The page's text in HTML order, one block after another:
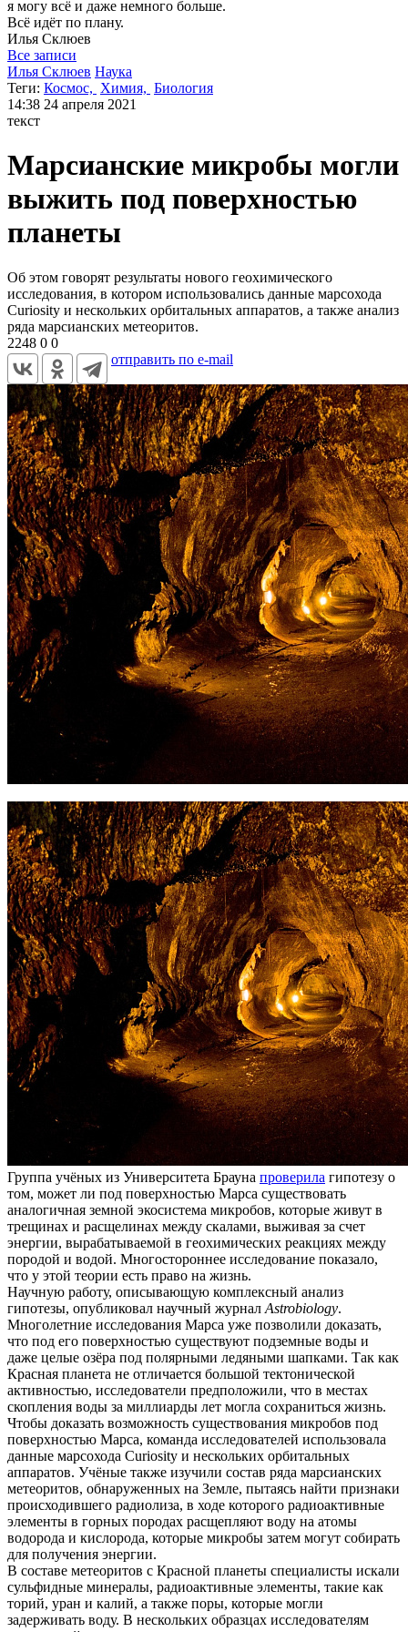
я могу всё и даже немного больше.
Всё идёт по плану.
Илья Склюев
Все записи
Илья Склюев Наука
Теги: Космос, Химия, Биология
14:38 24 апреля 2021
текст
Марсианские микробы могли
выжить под поверхностью
планеты
Об этом говорят результаты нового геохимического
исследования, в котором использовались данные марсохода
Curiosity и нескольких орбитальных аппаратов, а также анализ
ряда марсианских метеоритов.
2248 0 0
отправить по e-mail
Группа учёных из Университета Брауна проверила гипотезу о
том, может ли под поверхностью Марса существовать
аналогичная земной экосистема микробов, которые живут в
трещинах и расщелинах между скалами, выживая за счет
энергии, вырабатываемой в геохимических реакциях между
породой и водой. Многостороннее исследование показало,
что у этой теории есть право на жизнь.
Научную работу, описывающую комплексный анализ
гипотезы, опубликовал научный журнал Astrobiology.
Многолетние исследования Марса уже позволили доказать,
что под его поверхностью существуют подземные воды и
даже целые озёра под полярными ледяными шапками. Так как
Красная планета не отличается большой тектонической
активностью, исследователи предположили, что в местах
скопления воды за миллиарды лет могла сохраниться жизнь.
Чтобы доказать возможность существования микробов под
поверхностью Марса, команда исследователей использовала
данные марсохода Curiosity и нескольких орбитальных
аппаратов. Учёные также изучили состав ряда марсианских
метеоритов, обнаруженных на Земле, пытаясь найти признаки
происходившего радиолиза, в ходе которого радиоактивные
элементы в горных породах расщепляют воду на атомы
водорода и кислорода, которые микробы затем могут собирать
для получения энергии.
В составе метеоритов с Красной планеты специалисты искали
сульфидные минералы, радиоактивные элементы, такие как
торий, уран и калий, а также поры, которые могли
задерживать воду. В нескольких образцах исследователям